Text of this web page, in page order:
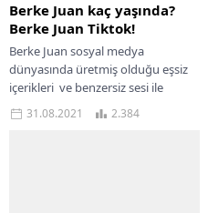
Berke Juan kaç yaşında?
Berke Juan Tiktok!
Berke Juan sosyal medya
dünyasında üretmiş olduğu eşsiz
içerikleri ve benzersiz sesi ile
tanınan bir sosyal medya
fenomenidir. Genç kesimin...
31.08.2021 2.384